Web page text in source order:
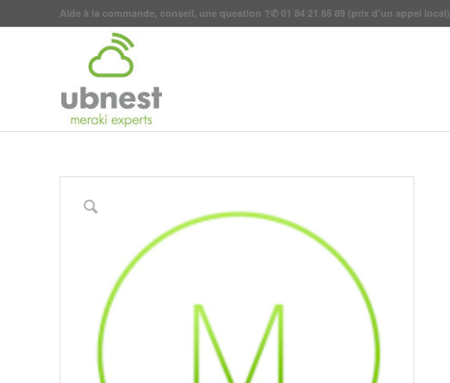
Aide à la commande, conseil, une question ?✆ 01 84 21 85 89 (prix d'un appel local)